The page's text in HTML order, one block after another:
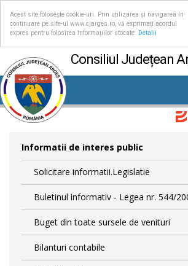
Acest site folosește cookie-uri. Prin utilizarea și navigarea în
continuare pe site-ul www.cjarges.ro, vă exprimați acordul
expres pentru folosirea informațiilor stocate.
Detalii
Consiliul Județean
Informatii de interes public
Solicitare informatii.Legislatie
Buletinul informativ - Legea nr. 544/
Buget din toate sursele de venituri
Bilanturi contabile